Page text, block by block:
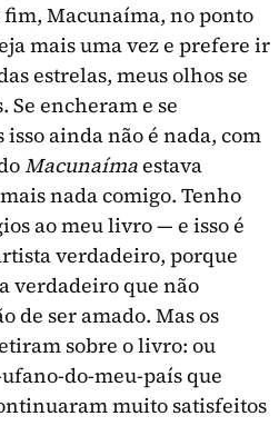
Macunaíma, no ponto
mais uma vez e prefere ir
estrelas, meus olhos se
encheram e se
ainda não é nada, com
Macunaímaestava
nada comigo. Tenho
ao meu livro — e isso é
verdadeiro, porque
verdadeiro que não
de ser amado. Mas os
sobre o livro: ou
do-meu-país que
muito satisfeitos